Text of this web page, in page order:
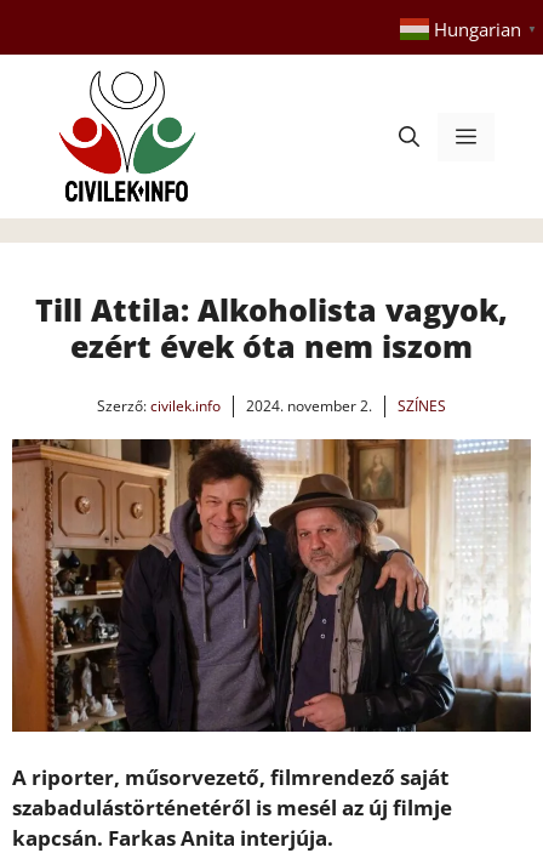
tartalomba
Hungarian ▼
Menü
Till Attila: Alkoholista vagyok,
ezért évek óta nem iszom
Szerző:civilek.info 2024. november 2. SZÍNES
A riporter, műsorvezető, filmrendező saját
szabadulástörténetéről is mesél az új filmje
kapcsán. Farkas Anita interjúja.